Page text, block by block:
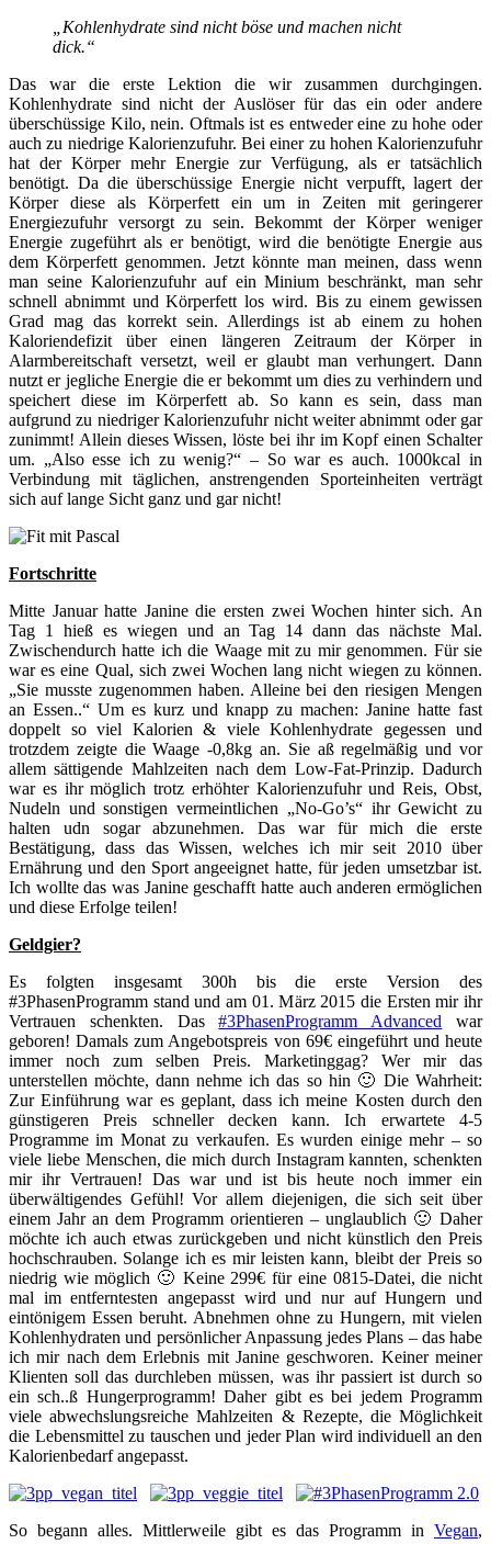
„Kohlenhydrate sind nicht böse und machen nicht
dick.“
Das war die erste Lektion die wir zusammen durchgingen.
Kohlenhydrate sind nicht der Auslöser für das ein oder andere
überschüssige Kilo, nein. Oftmals ist es entweder eine zu hohe oder
auch zu niedrige Kalorienzufuhr. Bei einer zu hohen Kalorienzufuhr
hat der Körper mehr Energie zur Verfügung, als er tatsächlich
benötigt. Da die überschüssige Energie nicht verpufft, lagert der
Körper diese als Körperfett ein um in Zeiten mit geringerer
Energiezufuhr versorgt zu sein. Bekommt der Körper weniger
Energie zugeführt als er benötigt, wird die benötigte Energie aus
dem Körperfett genommen. Jetzt könnte man meinen, dass wenn
man seine Kalorienzufuhr auf ein Minium beschränkt, man sehr
schnell abnimmt und Körperfett los wird. Bis zu einem gewissen
Grad mag das korrekt sein. Allerdings ist ab einem zu hohen
Kaloriendefizit über einen längeren Zeitraum der Körper in
Alarmbereitschaft versetzt, weil er glaubt man verhungert. Dann
nutzt er jegliche Energie die er bekommt um dies zu verhindern und
speichert diese im Körperfett ab. So kann es sein, dass man
aufgrund zu niedriger Kalorienzufuhr nicht weiter abnimmt oder gar
zunimmt! Allein dieses Wissen, löste bei ihr im Kopf einen Schalter
um. „Also esse ich zu wenig?“ – So war es auch. 1000kcal in
Verbindung mit täglichen, anstrengenden Sporteinheiten verträgt
sich auf lange Sicht ganz und gar nicht!
Fortschritte
Mitte Januar hatte Janine die ersten zwei Wochen hinter sich. An
Tag 1 hieß es wiegen und an Tag 14 dann das nächste Mal.
Zwischendurch hatte ich die Waage mit zu mir genommen. Für sie
war es eine Qual, sich zwei Wochen lang nicht wiegen zu können.
„Sie musste zugenommen haben. Alleine bei den riesigen Mengen
an Essen..“ Um es kurz und knapp zu machen: Janine hatte fast
doppelt so viel Kalorien & viele Kohlenhydrate gegessen und
trotzdem zeigte die Waage -0,8kg an. Sie aß regelmäßig und vor
allem sättigende Mahlzeiten nach dem Low-Fat-Prinzip. Dadurch
war es ihr möglich trotz erhöhter Kalorienzufuhr und Reis, Obst,
Nudeln und sonstigen vermeintlichen „No-Go’s“ ihr Gewicht zu
halten udn sogar abzunehmen. Das war für mich die erste
Bestätigung, dass das Wissen, welches ich mir seit 2010 über
Ernährung und den Sport angeeignet hatte, für jeden umsetzbar ist.
Ich wollte das was Janine geschafft hatte auch anderen ermöglichen
und diese Erfolge teilen!
Geldgier?
Es folgten insgesamt 300h bis die erste Version des
#3PhasenProgramm stand und am 01. März 2015 die Ersten mir ihr
Vertrauen schenkten. Das#3PhasenProgramm Advanced war
geboren! Damals zum Angebotspreis von 69€ eingeführt und heute
immer noch zum selben Preis. Marketinggag? Wer mir das
unterstellen möchte, dann nehme ich das so hin 🙂 Die Wahrheit:
Zur Einführung war es geplant, dass ich meine Kosten durch den
günstigeren Preis schneller decken kann. Ich erwartete 4-5
Programme im Monat zu verkaufen. Es wurden einige mehr – so
viele liebe Menschen, die mich durch Instagram kannten, schenkten
mir ihr Vertrauen! Das war und ist bis heute noch immer ein
überwältigendes Gefühl! Vor allem diejenigen, die sich seit über
einem Jahr an dem Programm orientieren – unglaublich 🙂 Daher
möchte ich auch etwas zurückgeben und nicht künstlich den Preis
hochschrauben. Solange ich es mir leisten kann, bleibt der Preis so
niedrig wie möglich 🙂 Keine 299€ für eine 0815-Datei, die nicht
mal im entferntesten angepasst wird und nur auf Hungern und
eintönigem Essen beruht. Abnehmen ohne zu Hungern, mit vielen
Kohlenhydraten und persönlicher Anpassung jedes Plans – das habe
ich mir nach dem Erlebnis mit Janine geschworen. Keiner meiner
Klienten soll das durchleben müssen, was ihr passiert ist durch so
ein sch..ß Hungerprogramm! Daher gibt es bei jedem Programm
viele abwechslungsreiche Mahlzeiten & Rezepte, die Möglichkeit
die Lebensmittel zu tauschen und jeder Plan wird individuell an den
Kalorienbedarf angepasst.
So begann alles. Mittlerweile gibt es das Programm in Vegan,